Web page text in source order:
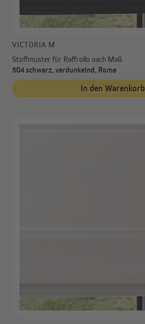
VICTORIA M
Stoffmuster für Raffrollo nach Maß
504 schwarz, verdunkelnd, Roma
In den Warenkorb